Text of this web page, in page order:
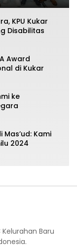
KPU Kukar
Disabilitas
Award
di Kukar
ke
Mas’ud: Kami
2024
Baru